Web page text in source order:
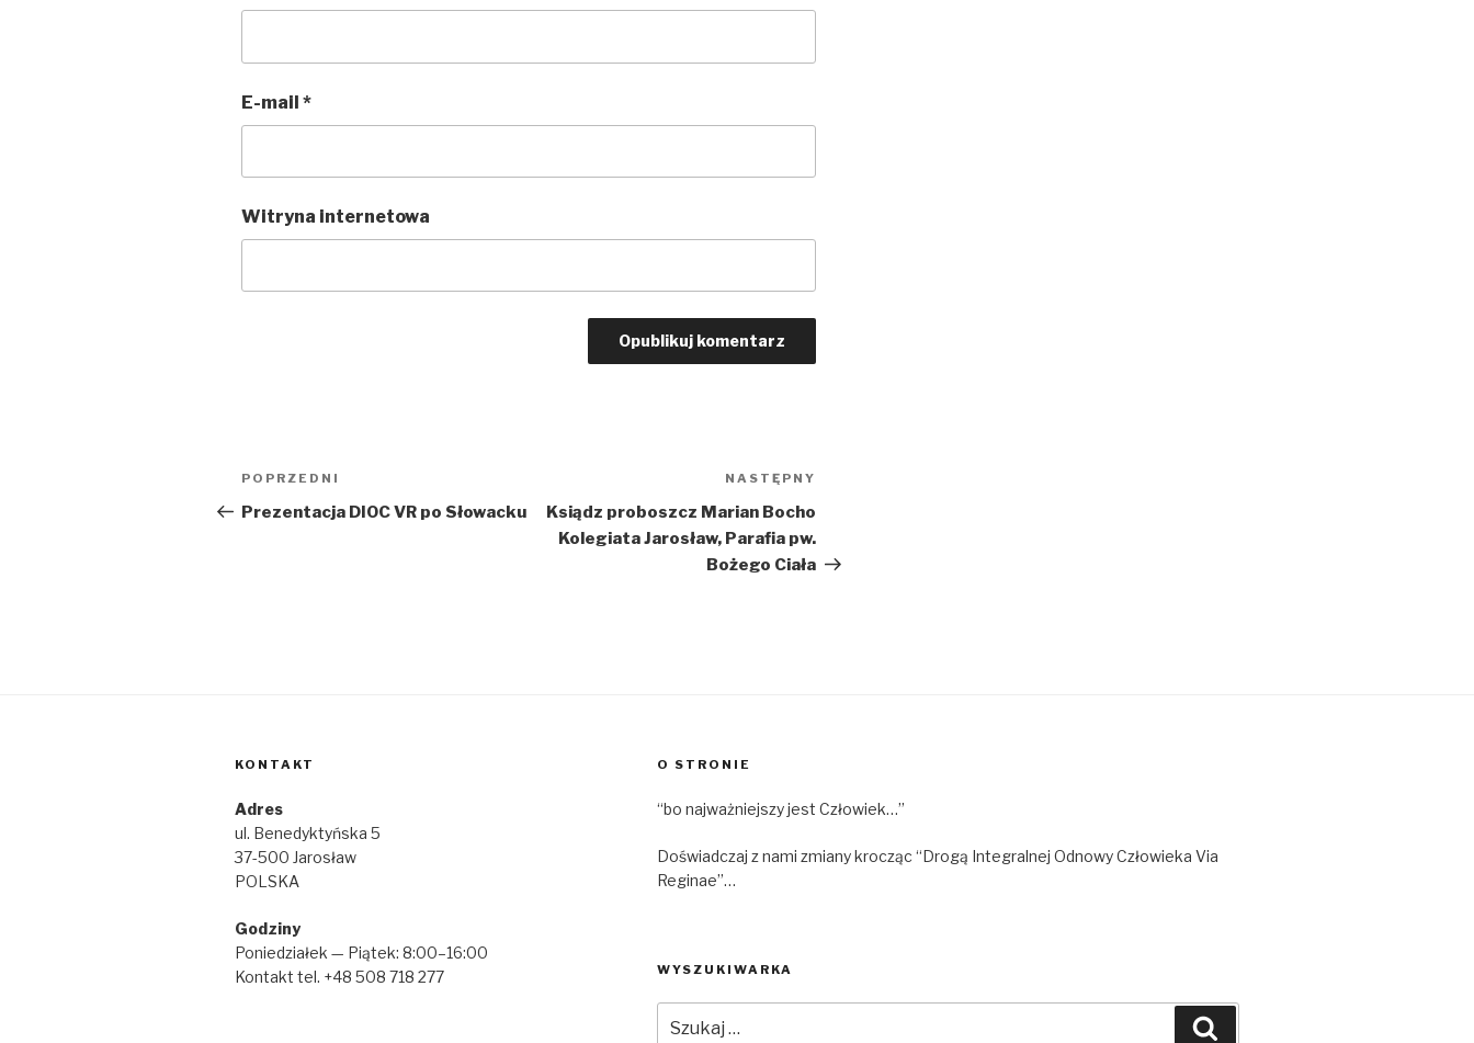
E-mail *
Witryna internetowa
Nawigacja
wpisu
Poprzedni
wpis
POPRZEDNI
Prezentacja DIOC VR po Słowacku
NASTĘPNY
Ksiądz proboszcz Marian Bocho
Kolegiata Jarosław, Parafia pw.
Bożego Ciała
KONTAKT
Adres
ul. Benedyktyńska 5
37-500 Jarosław
POLSKA
Godziny
Poniedziałek — Piątek: 8:00–16:00
Kontakt tel. +48 508 718 277
O STRONIE
“bo najważniejszy jest Człowiek…”
Doświadczaj z nami zmiany krocząc “Drogą Integralnej Odnowy Człowieka Via
Reginae”…
WYSZUKIWARKA